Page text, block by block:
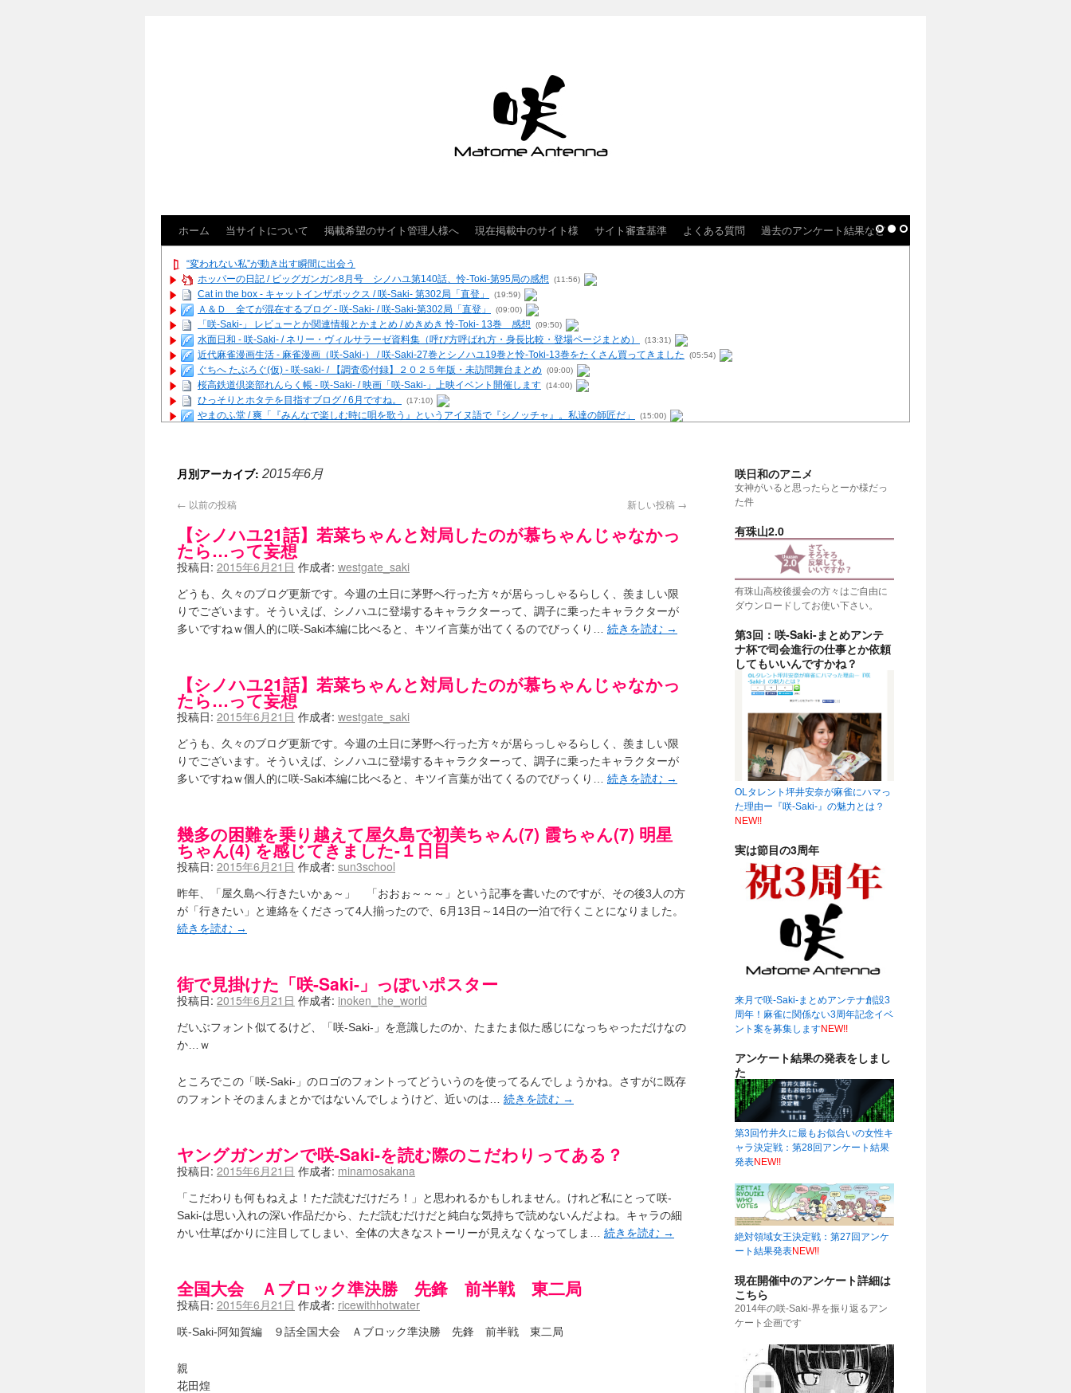
ホーム 当サイトについて 掲載希望のサイト管理人様へ 現在掲載中のサイト様 サイト審査基準 よくある質問 過去のアンケート結果など
“変われない私”が動き出す瞬間に出会う
ホッパーの日記 / ビッグガンガン8月号 シノハユ第140話、怜-Toki-第95局の感想
(11:56)
Cat in the box - キャットインザボックス / 咲-Saki- 第302局「直登」 (19:59)
Ａ＆Ｄ 全てが混在するブログ - 咲-Saki- / 咲-Saki-第302局「直登」 (09:00)
「咲-Saki-」 レビューとか関連情報とかまとめ / めきめき 怜-Toki- 13巻 感想 (09:50)
水面日和 - 咲-Saki- / ネリー・ヴィルサラーゼ資料集（呼び方呼ばれ方・身長比較・登場ページまとめ） (13:31)
近代麻雀漫画生活 - 麻雀漫画（咲-Saki-） / 咲-Saki-27巻とシノハユ19巻と怜-Toki-13巻をたくさん買ってきました (05:54)
ぐちへ たぶろぐ(仮) - 咲-saki- / 【調査⑥付録】２０２５年版・未訪問舞台まとめ (09:00)
桜高鉄道倶楽部れんらく帳 - 咲-Saki- / 映画「咲-Saki-」上映イベント開催します (14:00)
ひっそりとホタテを目指すブログ / 6月ですね。 (17:10)
やまのふ堂 / 爽「『みんなで楽しむ時に唄を歌う』というアイヌ語で『シノッチャ』。私達の師匠だ」 (15:00)
咲クラ女子 - 咲-Saki- / 姫松の上重漫ちゃんと演じている伊達朱里紗さんの共通点
咲ミダレ - 咲-saki- / MJ第14回咲CUP 咲なま他
麻雀雑記あれこれ - 咲 -Saki- / 咲-Saki-キャラが台湾麻雀を打ったらどうなるのか (13:30)
またの名を咲ブログ - 咲-Saki- / 男体化すると聞いての落書き
あっちが変 / あっちが変 (08:31)
あにてつ！ / 千里山に行ってきました（2017年09月） (06:14)
さくやこのはな - 咲 -saki- / 末の千里のために(咲さんが和ちゃんを招待するだけの話) (05:30)
凡人の私 / ステルス坂こと咲-Saki-5巻表紙の舞台を発見しました (15:35)
(20:00)
咲-Saki- | にゅいのって / 咲-Saki-臨時アンテナ (11:50)
咲-Saki-ブログ！～麻雀下手でも咲が好き～ / ブログ名変更のお知らせ
嶺上航路 / ドラフト前日なので中日ドラゴンズのドラフト指名を予想してみる ～後～
一萬人の麓路() - 咲-Saki- / 咲-Saki- 第193局[竜王] ドラゴンの王とパクリの女王 (15:12)
from A to K / [咲-saki-][麻雀ゲーム]【ゲーム】セガのMJシリーズで2年ぶりの夏の咲-Saki-CUP開催！ (04:30)
紺フェス - 咲-Saki- / 【越谷SS】とろけそうな日 (15:31)
ユズポニッキ - 咲-Saki- / ☆ #咲実写 ☆告知☆オンライン上映会☆ 阿知賀編☆７月21日(土)ドラマ特別編18時20分～映画19時～☆ (04:22)
宮守大好き帳 / 告知 (13:04)
麻雀アニメ＆麻雀ゲームあれこれ / 厄介な相手だよ！ あんたは……！！ ／ 咲-Saki- 第186局「無我」感想
ばるのまーじゃん日和 - 咲-saki- / クリスマス！！そして…
咲めも！ / ニワチョコ、尊い。 (04:23)
ひまじんひまんじ / 読書の秋、と言います故 (08:00)
煌-Subara- - 咲-saki- / シノハユ感想 (13:19)
SYNTH 2006 - 咲 -Saki- / 阿知賀編をドヤ顔に着目しながらまたまた読み返しました
木と木と木 - 咲-saki- / 新道寺の本
ヤンデレ・狂気の百合SSブログ / 【咲-Saki-SS：久咲】そして私たちは、空へ、空へ【絶望】【後編】
迷子の坊やのみちくさ日記 / 【連載感想】宮永照についてのあれこれ
私的素敵ジャンク / [咲-Saki-] 咲-Saki-第168局［端緒］感想 (16:58)
麻雀自由帳 - 咲-Saki- / 咲-Saki-第168局[端緒]感想 照-Teru- 追憶編第1局［照菫］（なんだそれ
LAT. 39°20' N - 咲-Saki- / 永水航路 3 - 霧島の姫は、深山幽谷の頂で天逆鉾の夢を見るだろう -
ニワカSakiファンの部屋 - 咲-Saki- / 咲の実写化について（再） (15:15)
低姿勢ニワカの麻雀 / マイナーカップリングSS感想 (07:31)
何の変哲もない咲の地名紹介 / 小鍛治さんが通っていた小学校 茨城・舟塚山小学校 (02:52)
咲-Saki-.長野編をにょろんと見てみるブログ - 咲-Saki- / 第143局[応変]～第154局[奮起]
咲-Saki-カツゲン備忘録 / 咲-Saki-154局 【奮起】 マジかー！ (13:30)
百合っぽいぶろぐ - 咲-Saki- / シノハユ the down of age 5巻 (06:32)
あかどる日和 - 咲-saki- / 【今回は考察ではなく】原村和-のどっち-の魅力について語ってみるよ！【愛を体現する】
ふわふわな記憶 / 1 (16:20)
咲っ考 / 何故咲は大将で、照は先鋒なのか？ (15:20)
Danas je lep dan. / [咲-Saki-]もしインターハイのルールが鷲巣麻雀だったら
ぴゅーく☆すてっぷ - 咲-Saki- / ブログ終了のお知らせ
What You Mean ? - 咲-Saki- / 第2回清澄エリア聖地巡礼ツアーレポート (11:53)
乱れ雪月花 - 咲-Saki- / ブログ終了のお知らせ：今までありがとうございました
月別アーカイブ: 2015年6月
← 以前の投稿 新しい投稿 →
【シノハユ21話】若菜ちゃんと対局したのが慕ちゃんじゃなかっ
たら…って妄想
投稿日: 2015年6月21日 作成者: westgate_saki
どうも、久々のブログ更新です。今週の土日に茅野へ行った方々が居らっしゃるらしく、羨ましい限
りでございます。そういえば、シノハユに登場するキャラクターって、調子に乗ったキャラクターが
多いですねｗ個人的に咲-Saki本編に比べると、キツイ言葉が出てくるのでびっくり… 続きを読む →
【シノハユ21話】若菜ちゃんと対局したのが慕ちゃんじゃなかっ
たら…って妄想
投稿日: 2015年6月21日 作成者: westgate_saki
どうも、久々のブログ更新です。今週の土日に茅野へ行った方々が居らっしゃるらしく、羨ましい限
りでございます。そういえば、シノハユに登場するキャラクターって、調子に乗ったキャラクターが
多いですねｗ個人的に咲-Saki本編に比べると、キツイ言葉が出てくるのでびっくり… 続きを読む →
幾多の困難を乗り越えて屋久島で初美ちゃん(7) 霞ちゃん(7) 明星
ちゃん(4) を感じてきました-１日目
投稿日: 2015年6月21日 作成者: sun3school
昨年、「屋久島へ行きたいかぁ～」 「おおぉ～～～」という記事を書いたのですが、その後3人の方
が「行きたい」と連絡をくださって4人揃ったので、6月13日～14日の一泊で行くことになりました。
続きを読む →
街で見掛けた「咲-Saki-」っぽいポスター
投稿日: 2015年6月21日 作成者: inoken_the_world
だいぶフォント似てるけど、「咲-Saki-」を意識したのか、たまたま似た感じになっちゃっただけなの
か…ｗ
ところでこの「咲-Saki-」のロゴのフォントってどういうのを使ってるんでしょうかね。さすがに既存
のフォントそのまんまとかではないんでしょうけど、近いのは… 続きを読む →
ヤングガンガンで咲-Saki-を読む際のこだわりってある？
投稿日: 2015年6月21日 作成者: minamosakana
「こだわりも何もねえよ！ただ読むだけだろ！」と思われるかもしれません。けれど私にとって咲-
Saki-は思い入れの深い作品だから、ただ読むだけだと純白な気持ちで読めないんだよね。キャラの細
かい仕草ばかりに注目してしまい、全体の大きなストーリーが見えなくなってしま… 続きを読む →
全国大会 Ａブロック準決勝 先鋒 前半戦 東二局
投稿日: 2015年6月21日 作成者: ricewithhotwater
咲-Saki-阿知賀編 ９話全国大会 Ａブロック準決勝 先鋒 前半戦 東二局
親
花田煌
咲日和のアニメ
女神がいると思ったらとーか様だっ
た件
有珠山2.0
有珠山高校後援会の方々はご自由に
ダウンロードしてお使い下さい。
第3回：咲-Saki-まとめアンテ
ナ杯で司会進行の仕事とか依頼
してもいいんですかね？
OLタレント坪井安奈が麻雀にハマっ
た理由ー『咲-Saki-』の魅力とは？
NEW!!
実は節目の3周年
来月で咲-Saki-まとめアンテナ創設3
周年！麻雀に関係ない3周年記念イベ
ント案を募集しますNEW!!
アンケート結果の発表をしまし
た
第3回竹井久に最もお似合いの女性キ
ャラ決定戦：第28回アンケート結果
発表NEW!!
絶対領域女王決定戦：第27回アンケ
ート結果発表NEW!!
現在開催中のアンケート詳細は
こちら
2014年の咲-Saki-界を振り返るアン
ケート企画です